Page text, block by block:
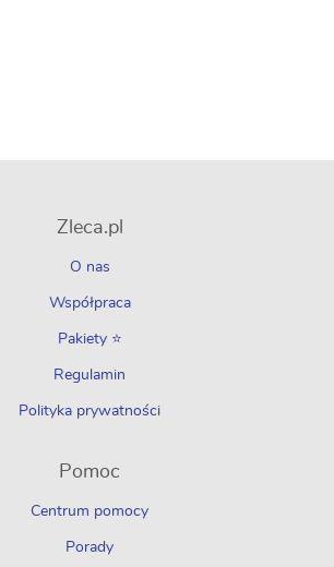
Zleca.pl
O nas
Współpraca
Pakiety ⭐
Regulamin
Polityka prywatności
Pomoc
Centrum pomocy
Porady